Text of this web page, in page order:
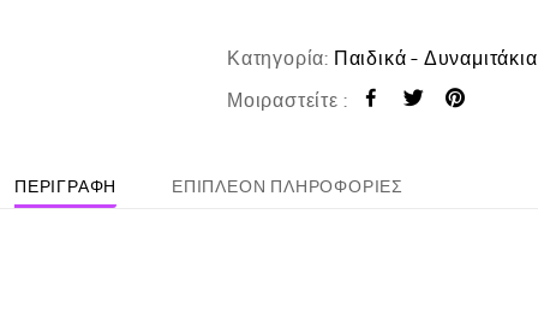
Κατηγορία: Παιδικά - Δυναμιτάκια
Μοιραστείτε :
ΠΕΡΙΓΡΑΦΉ ΕΠΙΠΛΈΟΝ ΠΛΗΡΟΦΟΡΊΕΣ